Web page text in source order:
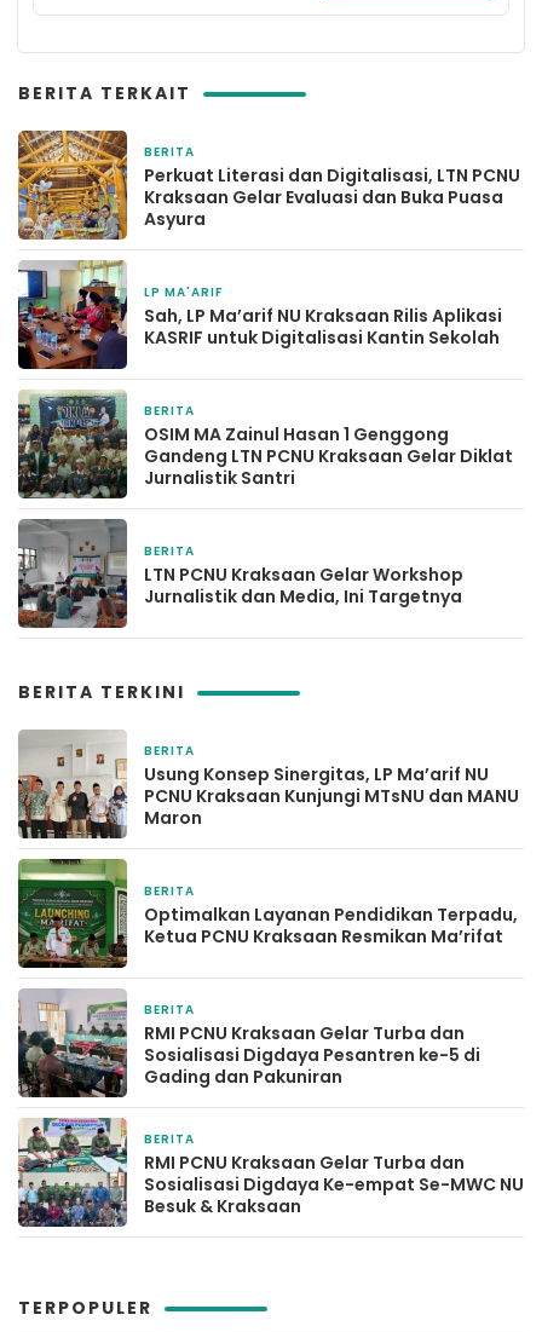
BERITA TERKAIT
BERITA
Perkuat Literasi dan Digitalisasi, LTN PCNU
Kraksaan Gelar Evaluasi dan Buka Puasa
Asyura
LP MA'ARIF
Sah, LP Ma’arif NU Kraksaan Rilis Aplikasi
KASRIF untuk Digitalisasi Kantin Sekolah
BERITA
OSIM MA Zainul Hasan 1 Genggong
Gandeng LTN PCNU Kraksaan Gelar Diklat
Jurnalistik Santri
BERITA
LTN PCNU Kraksaan Gelar Workshop
Jurnalistik dan Media, Ini Targetnya
BERITA TERKINI
BERITA
Usung Konsep Sinergitas, LP Ma’arif NU
PCNU Kraksaan Kunjungi MTsNU dan MANU
Maron
BERITA
Optimalkan Layanan Pendidikan Terpadu,
Ketua PCNU Kraksaan Resmikan Ma’rifat
BERITA
RMI PCNU Kraksaan Gelar Turba dan
Sosialisasi Digdaya Pesantren ke-5 di
Gading dan Pakuniran
BERITA
RMI PCNU Kraksaan Gelar Turba dan
Sosialisasi Digdaya Ke-empat Se-MWC NU
Besuk & Kraksaan
TERPOPULER